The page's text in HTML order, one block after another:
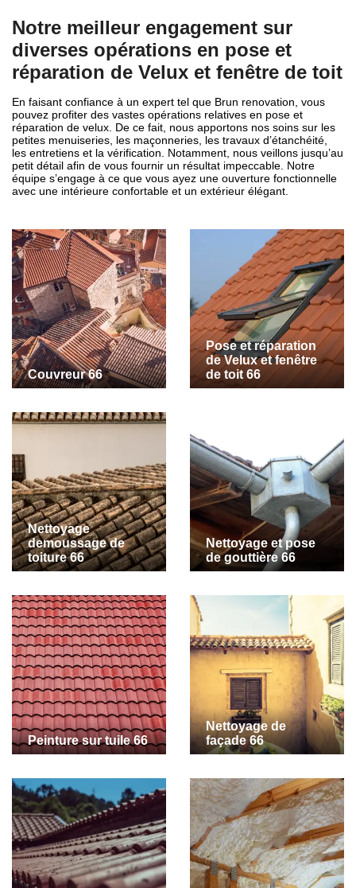
Notre meilleur engagement sur
diverses opérations en pose et
réparation de Velux et fenêtre de toit
En faisant confiance à un expert tel que Brun renovation, vous
pouvez profiter des vastes opérations relatives en pose et
réparation de velux. De ce fait, nous apportons nos soins sur les
petites menuiseries, les maçonneries, les travaux d’étanchéité,
les entretiens et la vérification. Notamment, nous veillons jusqu’au
petit détail afin de vous fournir un résultat impeccable. Notre
équipe s’engage à ce que vous ayez une ouverture fonctionnelle
avec une intérieure confortable et un extérieur élégant.
Couvreur 66
Pose et réparation
de Velux et fenêtre
de toit 66
Nettoyage
demoussage de
toiture 66
Nettoyage et pose
de gouttière 66
Peinture sur tuile 66
Nettoyage de
façade 66